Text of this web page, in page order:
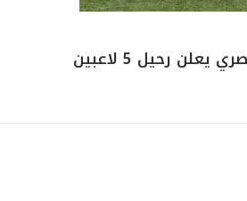
رحيل 5 لاعبين